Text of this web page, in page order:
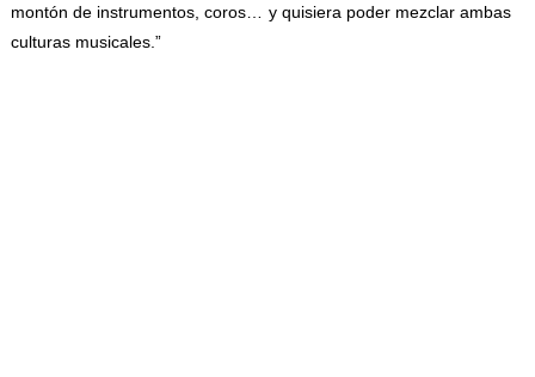
montón de instrumentos, coros… y quisiera poder mezclar ambas
culturas musicales.”